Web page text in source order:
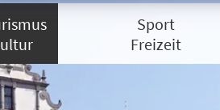
Sport
Freizeit